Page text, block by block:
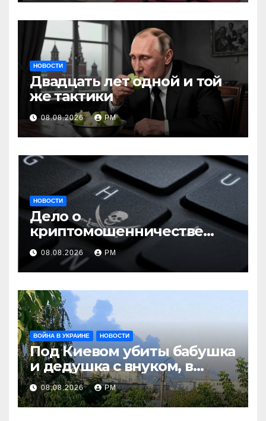
НОВОСТИ
Двадцать лет одной и той
же тактики
08.08.2026 РМ
НОВОСТИ
Дело о
криптомошенничестве
оборачивают в содействие
терроризму
08.08.2026 РМ
ВОЙНА В УКРАИНЕ НОВОСТИ
Под Киевом убиты бабушка
и дедушка с внуком, в
Поволжье и на Кубани
вновь горят НПЗ
08.08.2026 РМ